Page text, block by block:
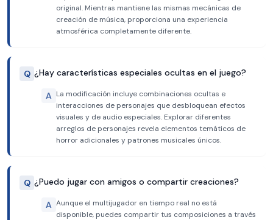
original. Mientras mantiene las mismas mecánicas de
creación de música, proporciona una experiencia
atmosférica completamente diferente.
Q ¿Hay características especiales ocultas en el juego?
A La modificación incluye combinaciones ocultas e
interacciones de personajes que desbloquean efectos
visuales y de audio especiales. Explorar diferentes
arreglos de personajes revela elementos temáticos de
horror adicionales y patrones musicales únicos.
Q ¿Puedo jugar con amigos o compartir creaciones?
A Aunque el multijugador en tiempo real no está
disponible, puedes compartir tus composiciones a través